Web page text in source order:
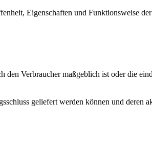
Eigenschaften und Funktionsweise
Verbraucher maßgeblich ist oder die
geliefert werden können und deren